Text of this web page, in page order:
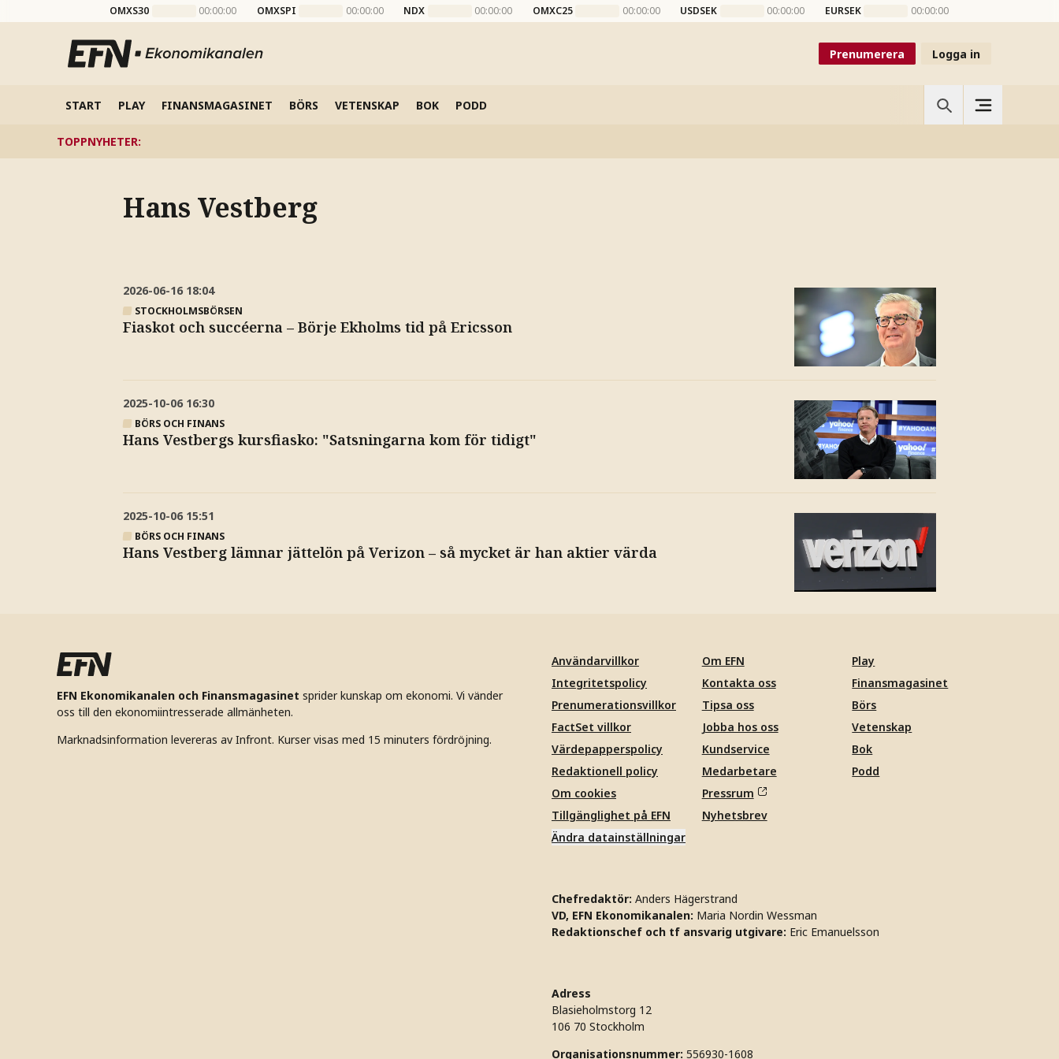
OMXS30 00:00:00 OMXSPI 00:00:00 NDX 00:00:00 OMXC25 00:00:00 USDSEK 00:00:00 EURSEK 00:00:00
Prenumerera Logga in
START PLAY FINANSMAGASINET BÖRS VETENSKAP BOK PODD
TOPPNYHETER:
Hans Vestberg
2026-06-16 18:04
STOCKHOLMSBÖRSEN
Fiaskot och succéerna – Börje Ekholms tid på Ericsson
2025-10-06 16:30
BÖRS OCH FINANS
Hans Vestbergs kursfiasko: "Satsningarna kom för tidigt"
2025-10-06 15:51
BÖRS OCH FINANS
Hans Vestberg lämnar jättelön på Verizon – så mycket är han aktier värda
EFN Ekonomikanalen och Finansmagasinet sprider kunskap om ekonomi. Vi vänder
oss till den ekonomiintresserade allmänheten.
Marknadsinformation levereras av Infront. Kurser visas med 15 minuters fördröjning.
Användarvillkor
Integritetspolicy
Prenumerationsvillkor
FactSet villkor
Värdepapperspolicy
Redaktionell policy
Om cookies
Tillgänglighet på EFN
Ändra datainställningar
Om EFN
Kontakta oss
Tipsa oss
Jobba hos oss
Kundservice
Medarbetare
Pressrum
Nyhetsbrev
Play
Finansmagasinet
Börs
Vetenskap
Bok
Podd
Chefredaktör: Anders Hägerstrand
VD, EFN Ekonomikanalen: Maria Nordin Wessman
Redaktionschef och tf ansvarig utgivare: Eric Emanuelsson
Adress
Blasieholmstorg 12
106 70 Stockholm
Organisationsnummer: 556930-1608